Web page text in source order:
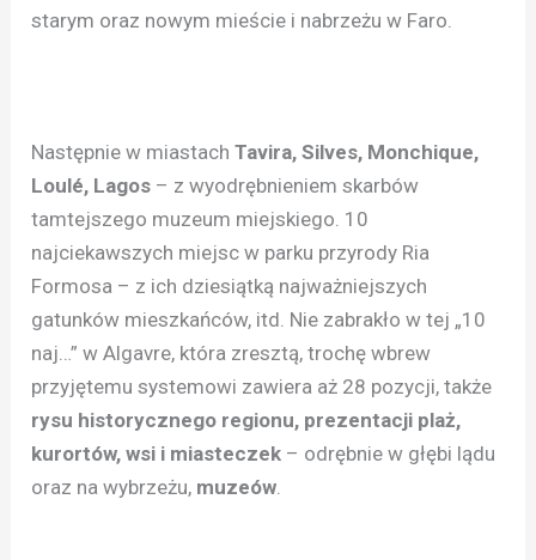
starym oraz nowym mieście i nabrzeżu w Faro.
Następnie w miastach Tavira, Silves, Monchique,
Loulé, Lagos – z wyodrębnieniem skarbów
tamtejszego muzeum miejskiego. 10
najciekawszych miejsc w parku przyrody Ria
Formosa – z ich dziesiątką najważniejszych
gatunków mieszkańców, itd. Nie zabrakło w tej „10
naj…” w Algavre, która zresztą, trochę wbrew
przyjętemu systemowi zawiera aż 28 pozycji, także
rysu historycznego regionu, prezentacji plaż,
kurortów, wsi i miasteczek – odrębnie w głębi lądu
oraz na wybrzeżu, muzeów.